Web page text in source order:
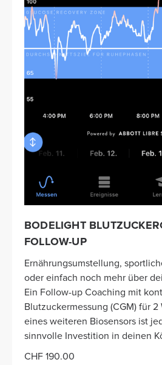
BODELIGHT
FOLLOW-UP
Ernährungsumstellung,
oder einfach noch mehr über
Ein Follow-up Coaching mit
Blutzuckermessung (CGM) für
eines weiteren Biosensors ist
sinnvolle Investition in deinen
CHF 190.00